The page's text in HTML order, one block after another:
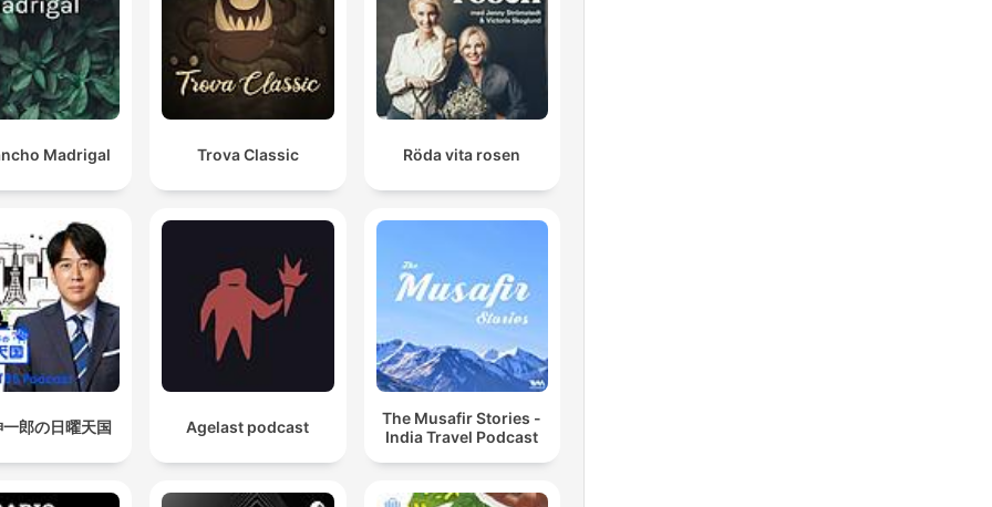
Madrigal Trova Classic Röda vita rosen
郎の日曜天国 Agelast podcast
The Musafir Stories -
India Travel Podcast